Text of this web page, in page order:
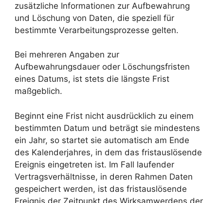
zusätzliche Informationen zur Aufbewahrung
und Löschung von Daten, die speziell für
bestimmte Verarbeitungsprozesse gelten.
Bei mehreren Angaben zur
Aufbewahrungsdauer oder Löschungsfristen
eines Datums, ist stets die längste Frist
maßgeblich.
Beginnt eine Frist nicht ausdrücklich zu einem
bestimmten Datum und beträgt sie mindestens
ein Jahr, so startet sie automatisch am Ende
des Kalenderjahres, in dem das fristauslösende
Ereignis eingetreten ist. Im Fall laufender
Vertragsverhältnisse, in deren Rahmen Daten
gespeichert werden, ist das fristauslösende
Ereignis der Zeitpunkt des Wirksamwerdens der